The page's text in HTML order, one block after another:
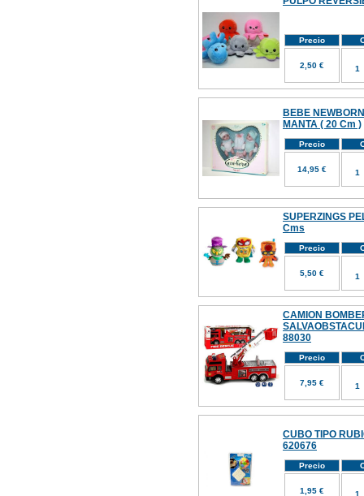
Precio
2,50 €
BEBE
MANTA ( 20 Cm )
Precio
14,95 €
SUPERZINGS
Cms
Precio
5,50 €
CAMION
88030
Precio
7,95 €
CUBO TIPO
620676
Precio
1,95 €